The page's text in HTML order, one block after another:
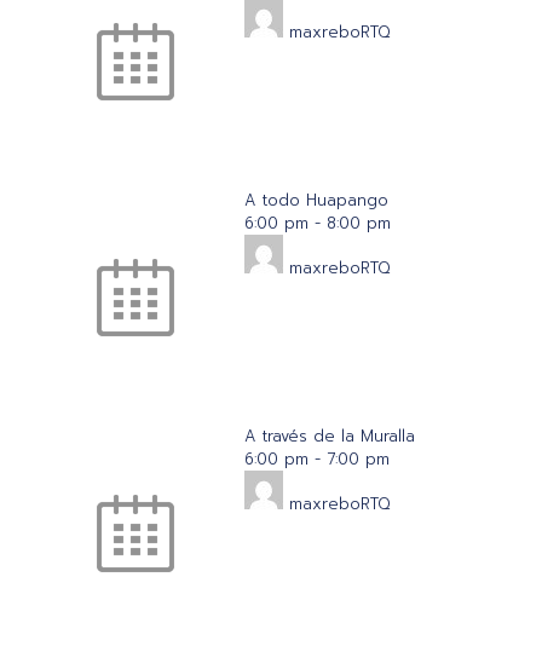
maxreboRTQ
A todo Huapango
6:00 pm - 8:00 pm
maxreboRTQ
A través de la Muralla
6:00 pm - 7:00 pm
maxreboRTQ